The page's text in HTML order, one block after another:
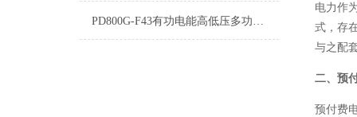
PD800G-F43有功电能高低压多功能电力仪表
电力作
式，存
与之配
二、预
预付费